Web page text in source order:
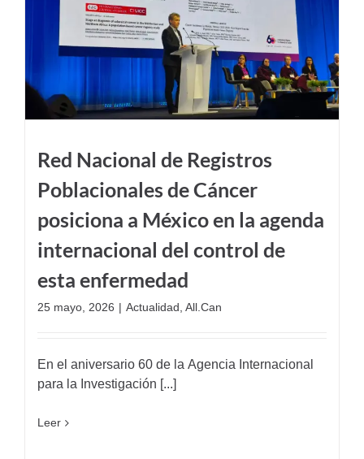
Red Nacional de Registros
Poblacionales de Cáncer
posiciona a México en la agenda
internacional del control de
esta enfermedad
25 mayo, 2026 | Actualidad All.Can
En el aniversario 60 de la Agencia Internacional
para la Investigación [...]
Leer